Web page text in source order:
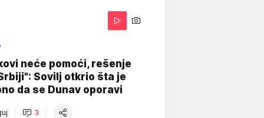
neće pomoći, rešenje
Sovilj otkrio šta je
da se Dunav oporavi
3